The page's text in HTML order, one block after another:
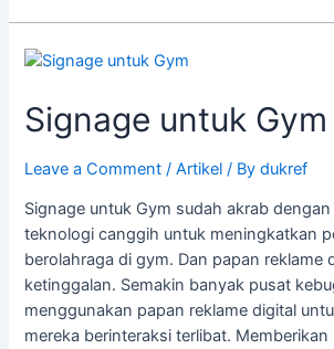
Signage untuk Gym
Leave a Comment /Artikel / Bydukref
Signage untuk Gym sudah akrab
teknologi canggih untuk meningkatkan
berolahraga di gym. Dan papan reklame
ketinggalan. Semakin banyak pusat
menggunakan papan reklame digital
mereka berinteraksi terlibat.
Signage
Gym